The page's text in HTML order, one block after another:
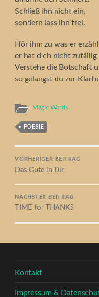
Schließ ihn nicht ein,
sondern lass ihn frei.
Hör ihm zu was er
er hat dich nicht zufällig
Verstehe die Botschaft
so gelangst du zur
Magic Words
POESIE
VORHERIGER BEITRAG
Das Gute in Dir
NÄCHSTER BEITRAG
TIME for THANKS
Kontakt
Impressum &